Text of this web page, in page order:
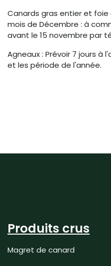
Canards gras entier et foie
mois de Décembre : à
avant le 15 novembre par
Agneaux : Prévoir 7 jours à
et les période de l'année.
Produits crus
Magret de canard